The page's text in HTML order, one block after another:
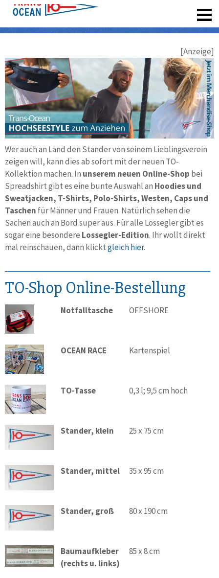
[Anzeige]
Wer auch an Land den Stander von seinem Lieblingsverein
zeigen will, kann dies ab sofort mit der neuen TO-
Kollektion machen. In unserem neuen Online-Shop bei
Spreadshirt gibt es eine bunte Auswahl an Hoodies und
Sweatjacken, T-Shirts, Polo-Shirts, Westen, Caps und
Taschen für Männer und Frauen. Natürlich sehen die
Sachen auch an Bord super aus. Für alle Lossegler gibt es
sogar eine besondere Lossegler-Edition. Ihr wollt direkt
mal reinschauen, dann klicktgleich hier.
TO-Shop Online-Bestellung
Notfalltasche OFFSHORE
OCEAN RACE Kartenspiel
TO-Tasse 0,3 l; 9,5 cm hoch
Stander, klein 25 x 75 cm
Stander, mittel 35 x 95 cm
Stander, groß 80 x 190 cm
Baumaufkleber
(rechts u. links)
85 x 8 cm